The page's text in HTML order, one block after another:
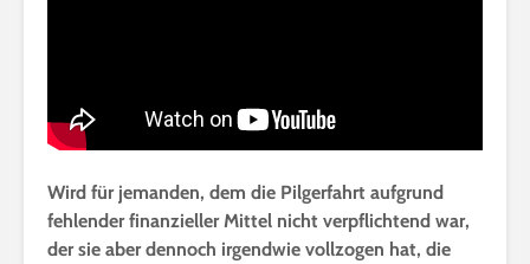
Wird für jemanden, dem die Pilgerfahrt aufgrund
fehlender finanzieller Mittel nicht verpflichtend war,
der sie aber dennoch irgendwie vollzogen hat, die